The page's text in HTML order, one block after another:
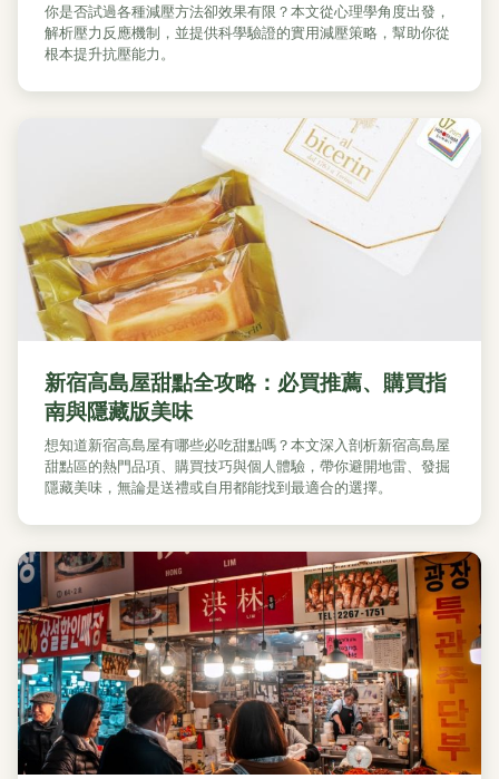
你是否試過各種減壓方法卻效果有限？本文從心理學角度出發，
解析壓力反應機制，並提供科學驗證的實用減壓策略，幫助你從
根本提升抗壓能力。
新宿高島屋甜點全攻略：必買推薦、購買指
南與隱藏版美味
想知道新宿高島屋有哪些必吃甜點嗎？本文深入剖析新宿高島屋
甜點區的熱門品項、購買技巧與個人體驗，帶你避開地雷、發掘
隱藏美味，無論是送禮或自用都能找到最適合的選擇。